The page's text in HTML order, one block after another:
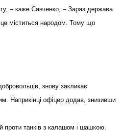
– каже Савченко, – Зараз держава
міститься народом. Тому що
знову закликає
Наприкінці офіцер додав, знизивши
проти танків з калашом і шашкою.